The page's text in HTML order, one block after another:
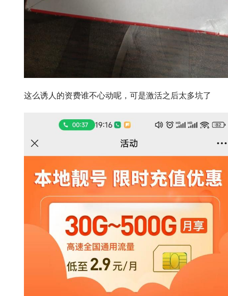
这么诱人的资费谁不心动呢，可是激活之后太多坑了